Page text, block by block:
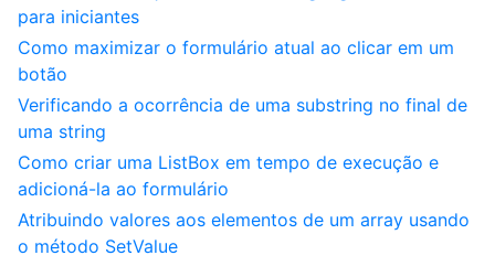
para iniciantes
Como maximizar o formulário atual ao clicar em um
botão
Verificando a ocorrência de uma substring no final de
uma string
Como criar uma ListBox em tempo de execução e
adicioná-la ao formulário
Atribuindo valores aos elementos de um array usando
o método SetValue